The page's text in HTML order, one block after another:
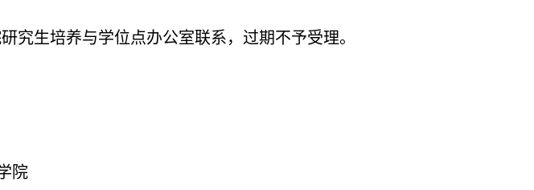
究生培养与学位点办公室联系，过期不予受理。
院